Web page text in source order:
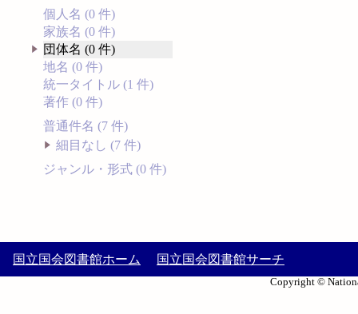
個人名 (0 件)
家族名 (0 件)
団体名 (0 件)
地名 (0 件)
統一タイトル (1 件)
著作 (0 件)
普通件名 (7 件)
細目なし (7 件)
ジャンル・形式 (0 件)
国立国会図書館ホーム 国立国会図書館サーチ
Copyright ©